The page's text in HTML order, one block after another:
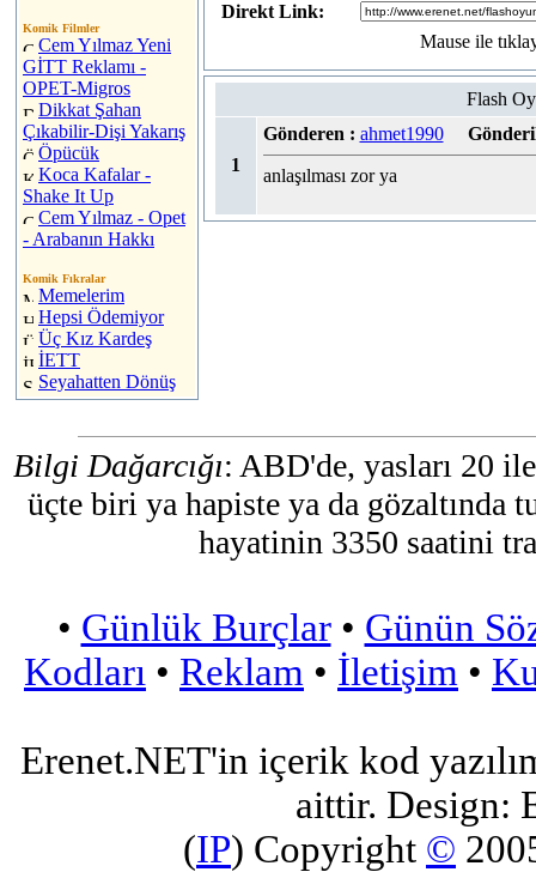
Komik Filmler
Cem Yılmaz Yeni
GİTT Reklamı -
OPET-Migros
Dikkat Şahan
Çıkabilir-Dişi Yakarış
Öpücük
Koca Kafalar -
Shake It Up
Cem Yılmaz - Opet
- Arabanın Hakkı
Komik Fıkralar
Memelerim
Hepsi Ödemiyor
Üç Kız Kardeş
İETT
Seyahatten Dönüş
Direkt Link:
Mause ile
Flash
1
Gönderen : ahmet1990
anlaşılması zor ya
Bilgi Dağarcığı: ABD'de, yasları 20
üçte biri ya hapiste ya da gözaltında
hayatinin 3350 saatini
• Günlük Burçlar• Günün
Kodları • Reklam • İletişim •
Erenet.NET'in içerik kod
aittir. Design:
(IP) Copyright ©